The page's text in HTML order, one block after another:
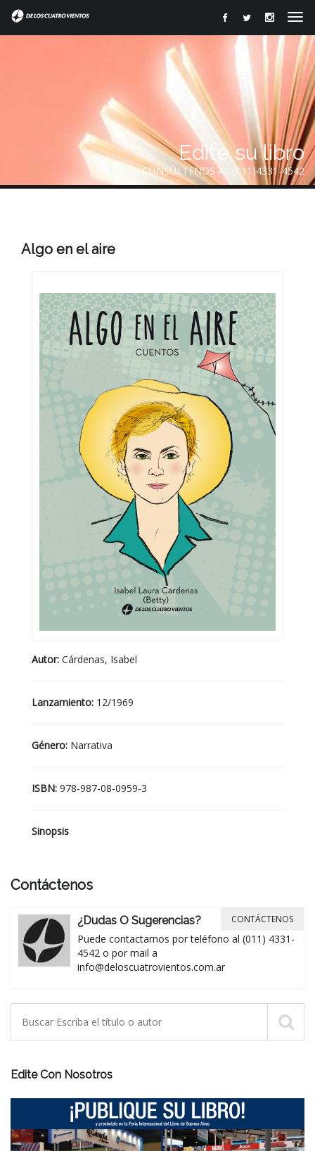
Edite su libro
CONSÚLTENOS AL (011)4331-4542
Algo en el aire
Autor: Cárdenas, Isabel
Lanzamiento: 12/1969
Género: Narrativa
ISBN: 978-987-08-0959-3
Sinopsis
Contáctenos
¿Dudas O Sugerencias?
Puede contactarnos por teléfono al (011) 4331-
4542 o por mail a
info@deloscuatrovientos.com.ar
CONTÁCTENOS
Edite Con Nosotros